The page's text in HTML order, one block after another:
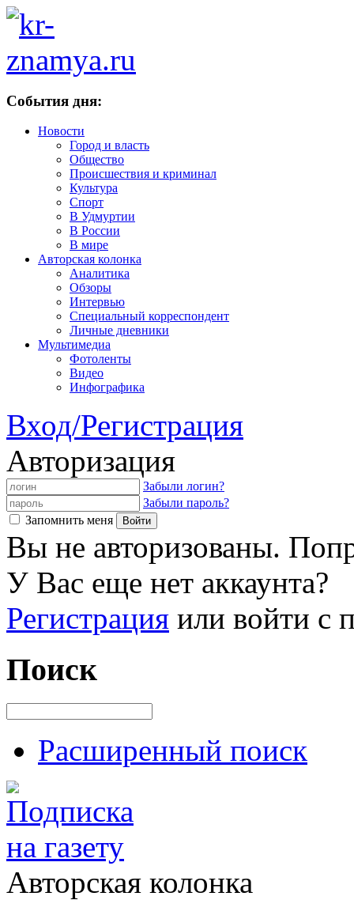
События дня:
Новости
Город и власть
Общество
Происшествия и криминал
Культура
Спорт
В Удмуртии
В России
В мире
Авторская колонка
Аналитика
Обзоры
Интервью
Специальный корреспондент
Личные дневники
Мультимедиа
Фотоленты
Видео
Инфографика
Вход/Регистрация
Авторизация
Забыли логин?
Забыли пароль?
Запомнить меня
Вы не авторизованы.
У Вас еще нет аккаунта?
Регистрация или войти с
Поиск
Расширенный поиск
Авторская колонка